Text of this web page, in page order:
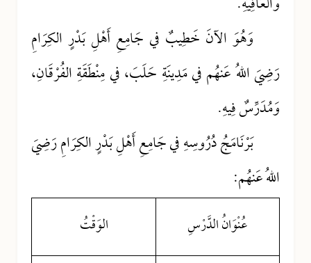
وَهُوَ الآنَ خَطِيبٌ في جَامِعِ أَهْلِ بَدْرٍ الكِرَامِ
رَضِيَ اللهُ عَنهُم في مَدِينَةِ حَلَبَ، في مِنْطَقَةِ الفُرْقَانِ،
وَمُدَرِّسٌ فِيهِ.
بَرْنَامَجُ دُرُوسِهِ في جَامِعِ أَهْلِ بَدْرٍ الكِرَامِ رَضِيَ
اللهُ عَنهُم:
عُنْوَانُ الدَّرْسِ الوَقْتُ